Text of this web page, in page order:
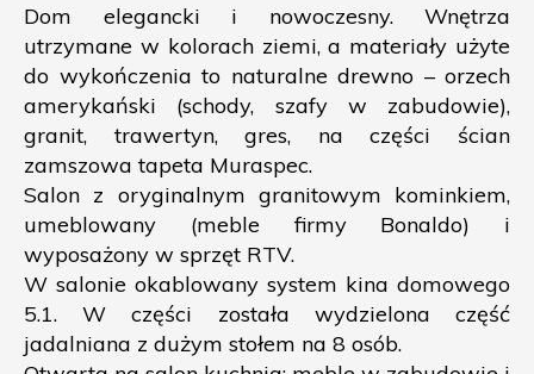
Dom elegancki i nowoczesny. Wnętrza
utrzymane w kolorach ziemi, a materiały użyte
do wykończenia to naturalne drewno – orzech
amerykański (schody, szafy w zabudowie),
granit, trawertyn, gres, na części ścian
zamszowa tapeta Muraspec.
Salon z oryginalnym granitowym kominkiem,
umeblowany (meble firmy Bonaldo) i
wyposażony w sprzęt RTV.
W salonie okablowany system kina domowego
5.1. W części została wydzielona część
jadalniana z dużym stołem na 8 osób.